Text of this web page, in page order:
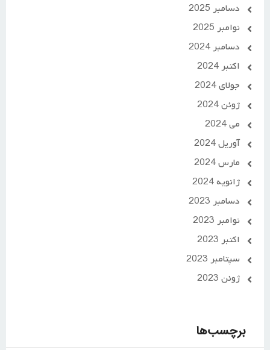
دسامبر 2025
نوامبر 2025
دسامبر 2024
اکتبر 2024
جولای 2024
ژوئن 2024
می 2024
آوریل 2024
مارس 2024
ژانویه 2024
دسامبر 2023
نوامبر 2023
اکتبر 2023
سپتامبر 2023
ژوئن 2023
برچسب‌ها